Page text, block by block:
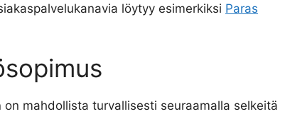
löytyy esimerkiksi Paras
mahdollista turvallisesti seuraamalla selkeitä